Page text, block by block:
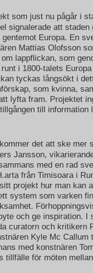
som just nu pågår i
signalerade att
Europa. En
Mattias Olofsson
lappflickan, som
i 1800-talets
tyckas långsökt i
som kvinna,
lyfta fram. Projektet
till
det att ske mer
Jansson,
med en rad
från Timisoara i
projekt hur man kan
system som varken
och ge inspiration. I
curatorn och kritikern
Kyle Mc Callum
med konstnären
tillfälle för möten